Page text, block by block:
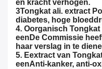
en kracht verhogen.
3Tongkat ali. extract
diabetes, hoge
4. Oorganisch Tongkat
een De Commissie
haar verslag in te
5. Eextract van T
eenAnti-kanker, anti-